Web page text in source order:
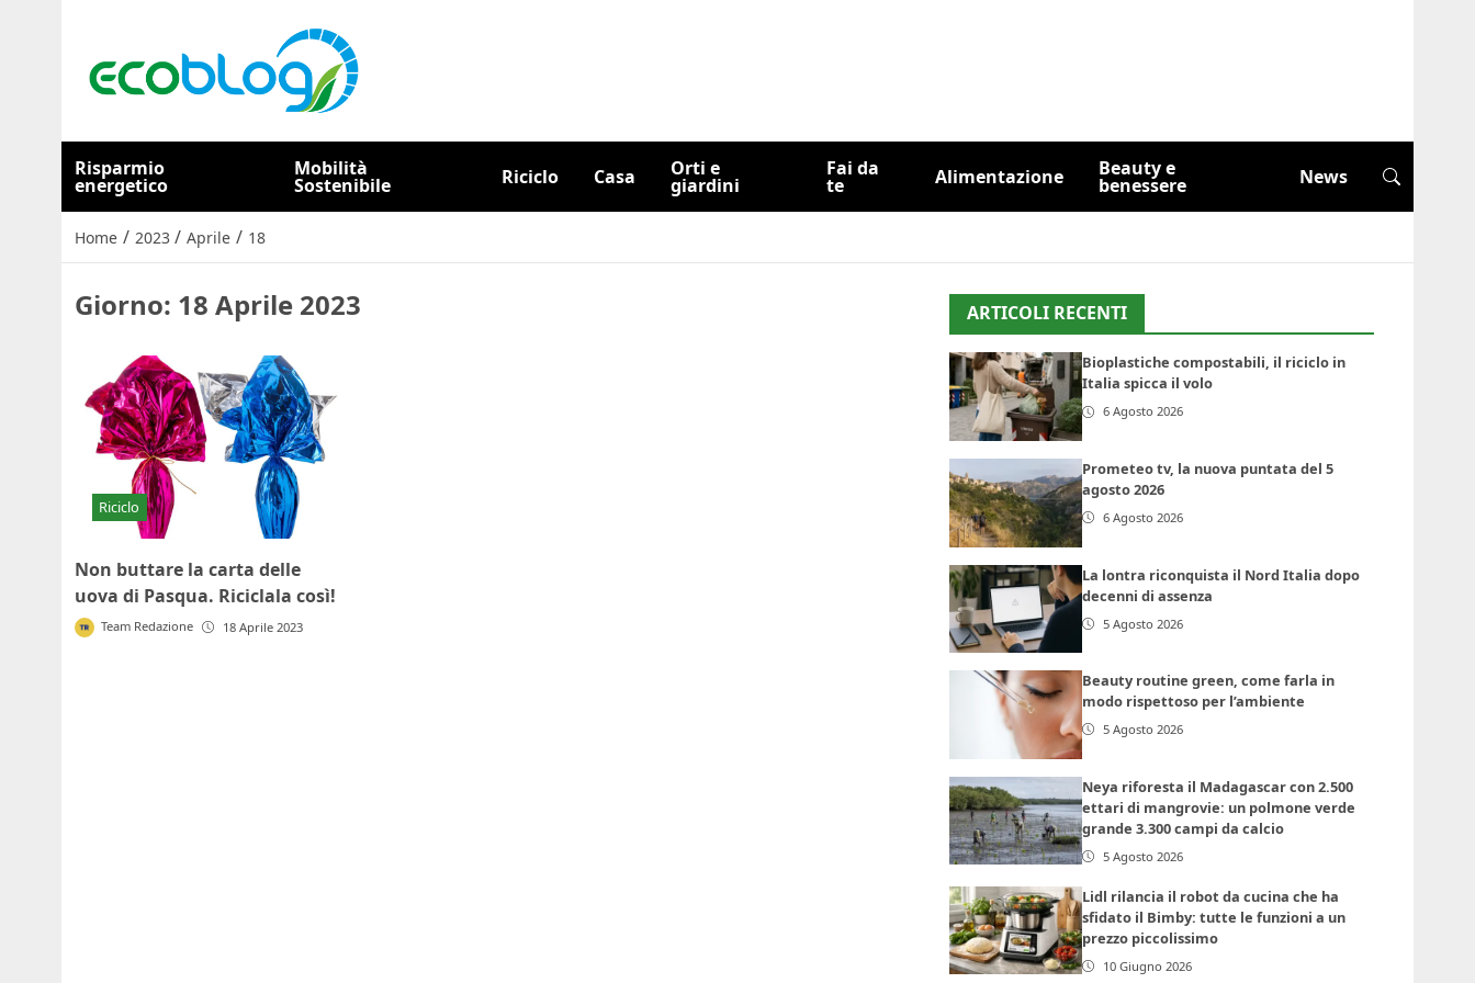
Risparmio
energetico
Mobilità
Sostenibile Riciclo Casa Orti e
giardini
Fai da
te Alimentazione Beauty e
benessere News
Home / 2023 / Aprile / 18
Giorno: 18 Aprile 2023
Riciclo
Non buttare la carta delle
uova di Pasqua. Riciclala così!
Team Redazione 18 Aprile 2023
ARTICOLI RECENTI
Bioplastiche compostabili, il riciclo in
Italia spicca il volo
6 Agosto 2026
Prometeo tv, la nuova puntata del 5
agosto 2026
6 Agosto 2026
La lontra riconquista il Nord Italia dopo
decenni di assenza
5 Agosto 2026
Beauty routine green, come farla in
modo rispettoso per l’ambiente
5 Agosto 2026
Neya riforesta il Madagascar con 2.500
ettari di mangrovie: un polmone verde
grande 3.300 campi da calcio
5 Agosto 2026
Lidl rilancia il robot da cucina che ha
sfidato il Bimby: tutte le funzioni a un
prezzo piccolissimo
10 Giugno 2026